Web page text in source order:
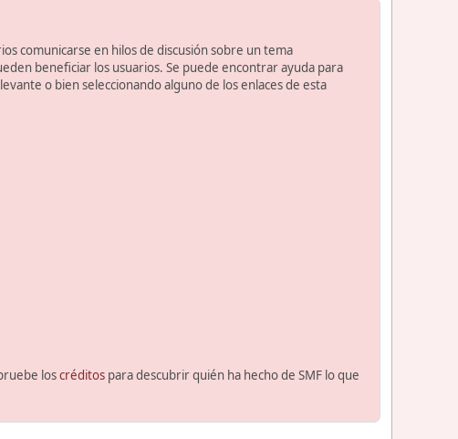
comunicarse en hilos de discusión sobre un tema
beneficiar los usuarios. Se puede encontrar ayuda para
o bien seleccionando alguno de los enlaces de esta
loscréditos para descubrir quién ha hecho de SMF lo que